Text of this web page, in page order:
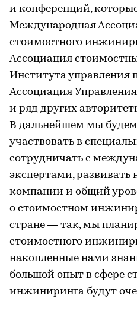
и конференций,
Международная
стоимостного
Ассоциация
Института управления
Ассоциация
и ряд других
В дальнейшем мы
участвовать в
сотрудничать с
экспертами,
компании и общий
о стоимостном
стране — так, мы
стоимостного
накопленные нами
большой опыт в сфере
инжиниринга будут